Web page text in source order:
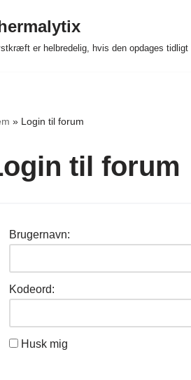
er helbredelig, hvis den opdages tidligt
» Login til forum
til forum
Brugernavn:
Kodeord:
Husk mig